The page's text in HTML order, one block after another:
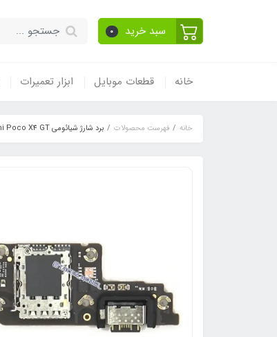
سبد خرید 0
خانه قطعات موبایل ابزار تعمیرات
خانه فهرست محصولات برد شارژ شیائومی Xiaomi Poco X4 GT